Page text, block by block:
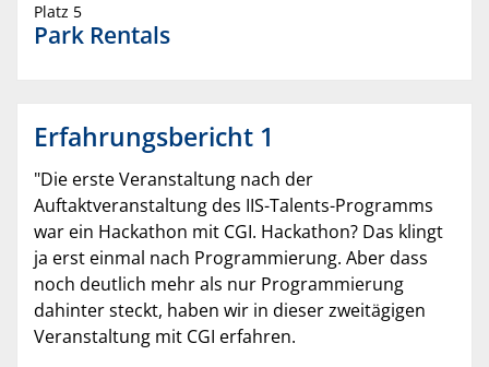
Platz 5
Park Rentals
Erfahrungsbericht 1
"Die erste Veranstaltung nach der
Auftaktveranstaltung des IIS-Talents-Programms
war ein Hackathon mit CGI. Hackathon? Das klingt
ja erst einmal nach Programmierung. Aber dass
noch deutlich mehr als nur Programmierung
dahinter steckt, haben wir in dieser zweitägigen
Veranstaltung mit CGI erfahren.